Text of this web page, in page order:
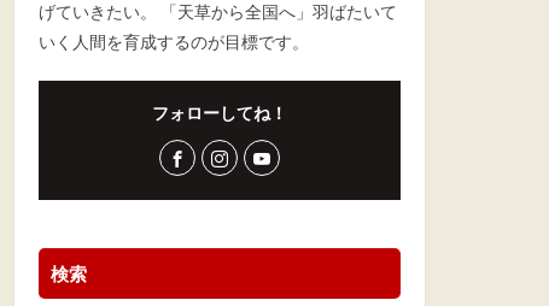
げていきたい。 「天草から全国へ」羽ばたいて
いく人間を育成するのが目標です。
フォローしてね！
検索